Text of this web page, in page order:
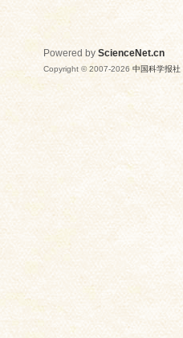
Powered by ScienceNet.cn
Copyright © 2007-2026中国科学报社